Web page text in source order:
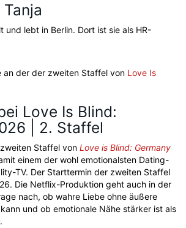
und lebt in Berlin. Dort ist sie als HR-
an der der zweiten Staffel von Love Is
Love Is Blind:
| 2. Staffel
Staffel von Love is Blind: Germany
einem der wohl emotionalsten Dating-
TV. Der Starttermin der zweiten Staffel
Die Netflix-Produktion geht auch in der
nach, ob wahre Liebe ohne äußere
und ob emotionale Nähe stärker ist als